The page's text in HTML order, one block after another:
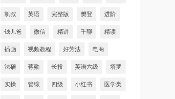
凯叔 英语 完整版 樊登 进阶
钱儿爸 微信 精讲 千聊 精读
插画 视频教程 好芳法 电商
法硕 蒋勋 长投 英语六级 塔罗
实操 管综 四级 小红书 医学类